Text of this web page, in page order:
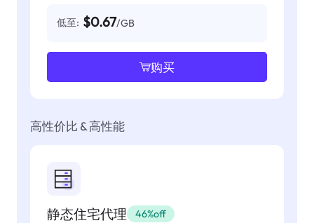
低至: $0.67/GB
购买
高性价比 & 高性能
静态住宅代理 46%off